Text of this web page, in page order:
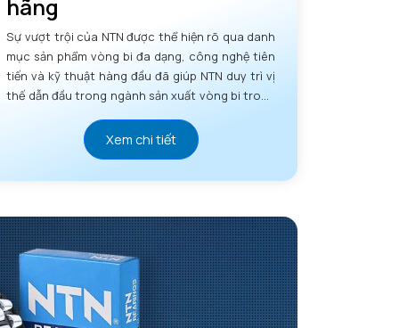
hãng
Sự vượt trội của NTN được thể hiện rõ qua danh
mục sản phẩm vòng bi đa dạng, công nghệ tiên
tiến và kỹ thuật hàng đầu đã giúp NTN duy trì vị
thế dẫn đầu trong ngành sản xuất vòng bi trong
Xem chi tiết